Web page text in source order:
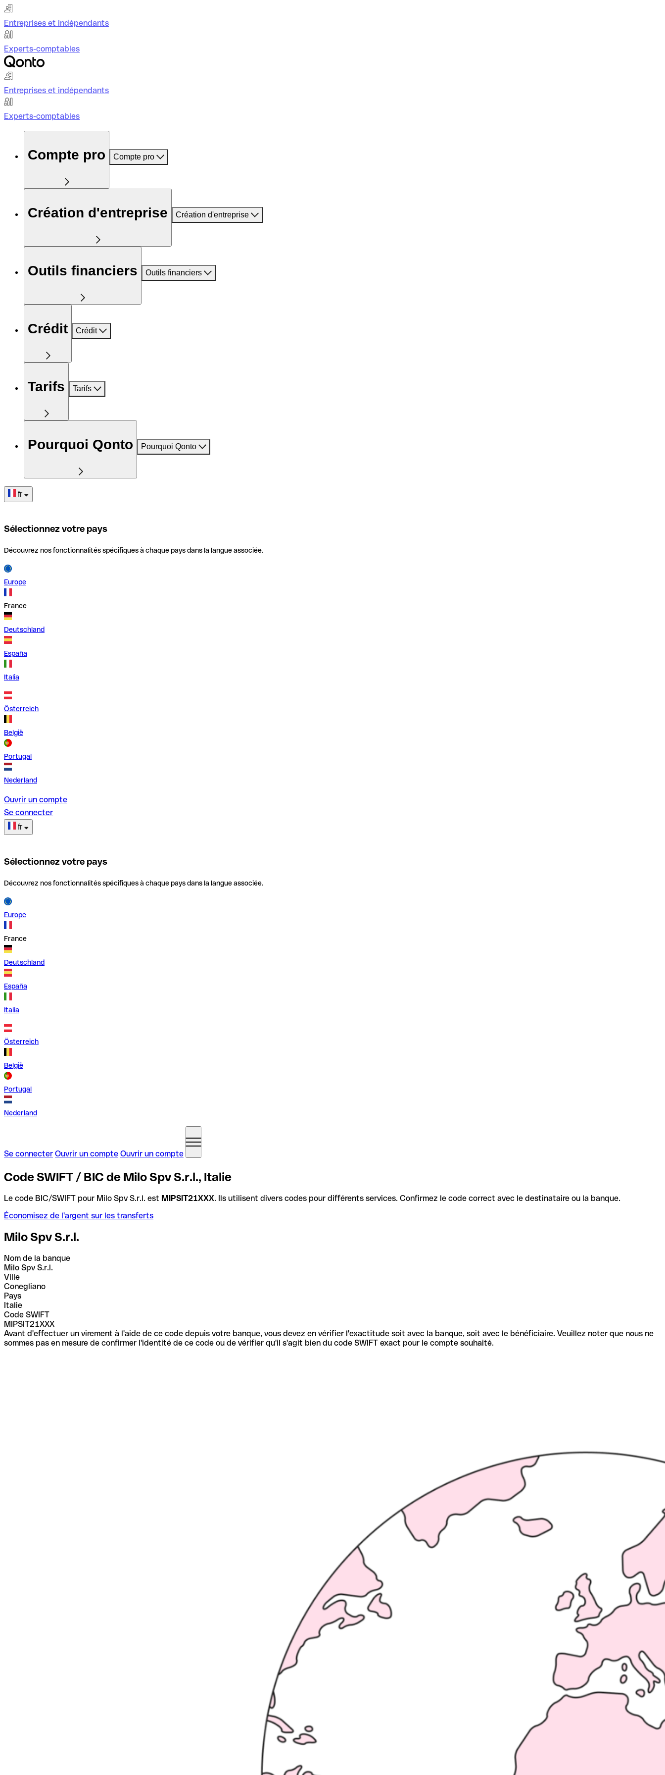
Entreprises et indépendants
Experts-comptables
Entreprises et indépendants
Experts-comptables
Compte pro Compte pro
Création d'entreprise Création d'entreprise
Outils financiers Outils financiers
Crédit Crédit
Tarifs Tarifs
Pourquoi Qonto Pourquoi Qonto
fr
Sélectionnez votre pays
Découvrez nos fonctionnalités spécifiques à chaque pays dans la langue associée.
Europe
France
Deutschland
España
Italia
Österreich
België
Portugal
Nederland
Ouvrir un compte
Se connecter
fr
Sélectionnez votre pays
Découvrez nos fonctionnalités spécifiques à chaque pays dans la langue associée.
Europe
France
Deutschland
España
Italia
Österreich
België
Portugal
Nederland
Se connecter Ouvrir un compte Ouvrir un compte
Code SWIFT / BIC de Milo Spv S.r.l., Italie
Le code BIC/SWIFT pour Milo Spv S.r.l. est MIPSIT21XXX. Ils utilisent divers codes pour différents services. Confirmez le code correct avec le destinataire ou la banque.
Économisez de l'argent sur les transferts
Milo Spv S.r.l.
Nom de la banque
Milo Spv S.r.l.
Ville
Conegliano
Pays
Italie
Code SWIFT
MIPSIT21XXX
Avant d'effectuer un virement à l'aide de ce code depuis votre banque, vous devez en vérifier l'exactitude soit avec la banque, soit avec le bénéficiaire. Veuillez noter que nous ne
sommes pas en mesure de confirmer l'identité de ce code ou de vérifier qu'il s'agit bien du code SWIFT exact pour le compte souhaité.